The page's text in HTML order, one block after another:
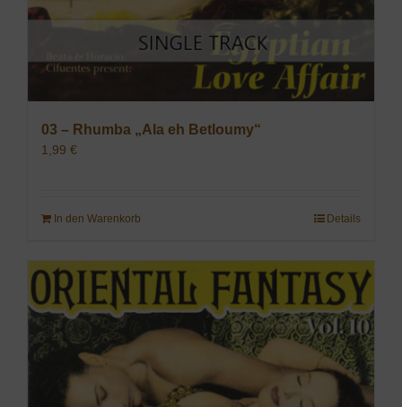
03 – Rhumba „Ala eh Betloumy“
1,99 €
In den Warenkorb Details